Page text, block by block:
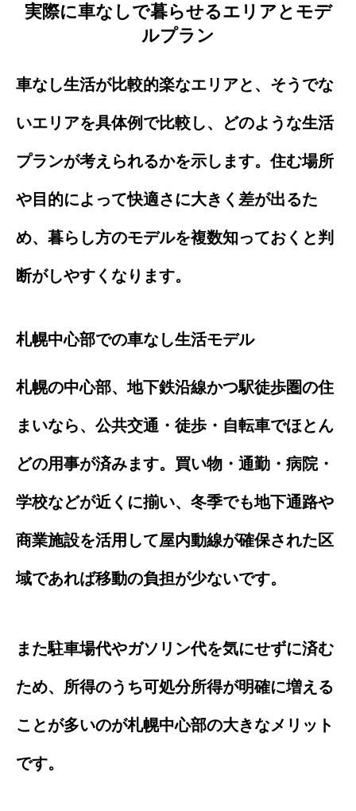
実際に車なしで暮らせるエリアとモデ
ルプラン
車なし生活が比較的楽なエリアと、そうでな
いエリアを具体例で比較し、どのような生活
プランが考えられるかを示します。住む場所
や目的によって快適さに大きく差が出るた
め、暮らし方のモデルを複数知っておくと判
断がしやすくなります。
札幌中心部での車なし生活モデル
札幌の中心部、地下鉄沿線かつ駅徒歩圏の住
まいなら、公共交通・徒歩・自転車でほとん
どの用事が済みます。買い物・通勤・病院・
学校などが近くに揃い、冬季でも地下通路や
商業施設を活用して屋内動線が確保された区
域であれば移動の負担が少ないです。
また駐車場代やガソリン代を気にせずに済む
ため、所得のうち可処分所得が明確に増える
ことが多いのが札幌中心部の大きなメリット
です。